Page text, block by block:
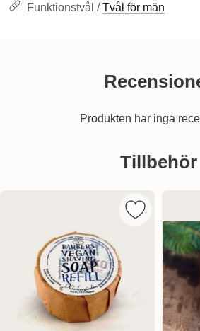
Funktionstvål /Tvål för män
Produkten har inga
Tillbehör
Markera